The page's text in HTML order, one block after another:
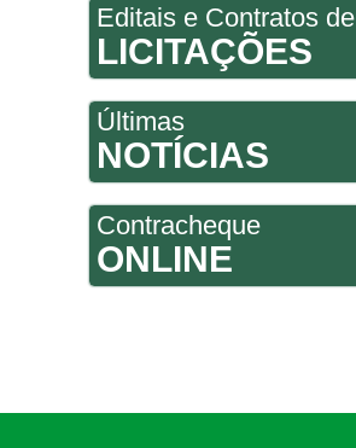
Editais e Contratos de
LICITAÇÕES
Últimas
NOTÍCIAS
Contracheque
ONLINE